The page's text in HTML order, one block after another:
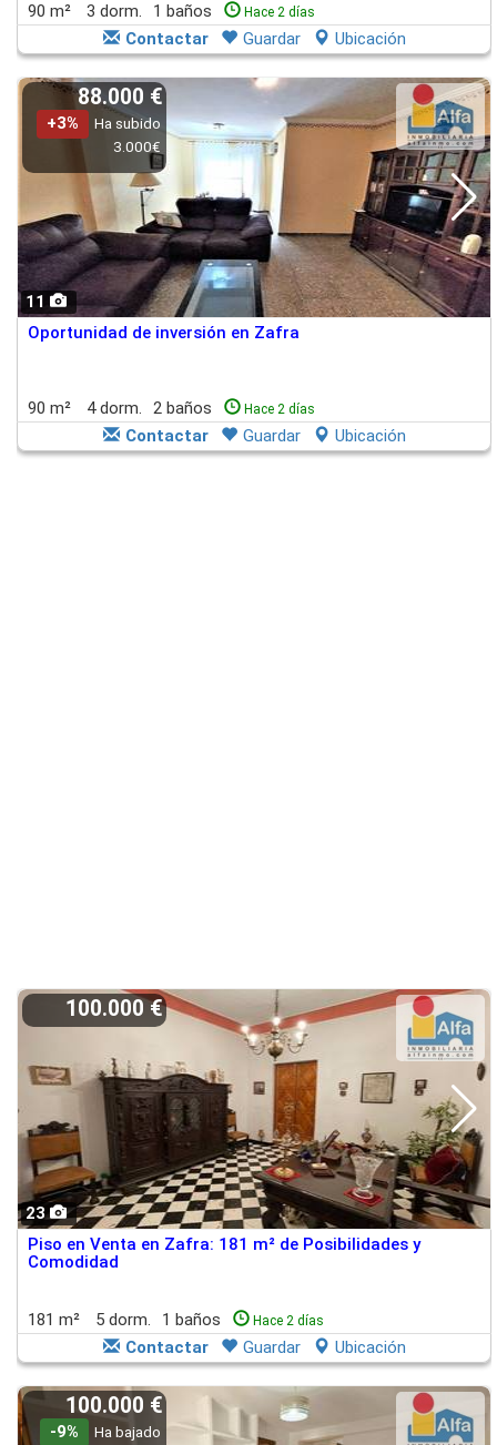
90 m² 3 dorm. 1 baños Hace 2 días
Contactar Guardar Ubicación
11
88.000 €
+3%
Ha subido
3.000€
Oportunidad de inversión en Zafra
90 m² 4 dorm. 2 baños Hace 2 días
Contactar Guardar Ubicación
23
100.000 €
Piso en Venta en Zafra: 181 m² de Posibilidades y
Comodidad
181 m² 5 dorm. 1 baños Hace 2 días
Contactar Guardar Ubicación
100.000 €
-9%
Ha bajado